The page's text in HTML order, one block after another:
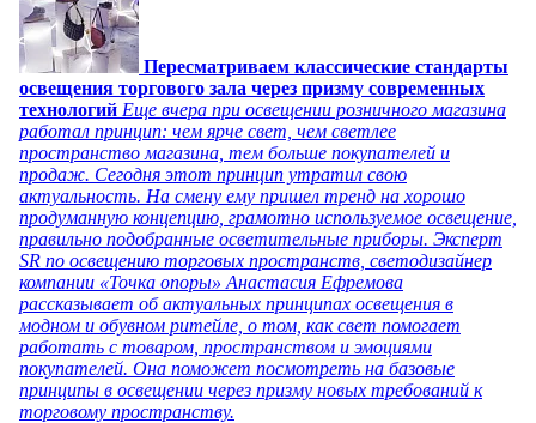
Пересматриваем классические стандарты
освещения торгового зала через призму современных
технологий Еще вчера при освещении розничного магазина
работал принцип: чем ярче свет, чем светлее
пространство магазина, тем больше покупателей и
продаж. Сегодня этот принцип утратил свою
актуальность. На смену ему пришел тренд на хорошо
продуманную концепцию, грамотно используемое освещение,
правильно подобранные осветительные приборы. Эксперт
SR по освещению торговых пространств, светодизайнер
компании «Точка опоры» Анастасия Ефремова
рассказывает об актуальных принципах освещения в
модном и обувном ритейле, о том, как свет помогает
работать с товаром, пространством и эмоциями
покупателей. Она поможет посмотреть на базовые
принципы в освещении через призму новых требований к
торговому пространству.